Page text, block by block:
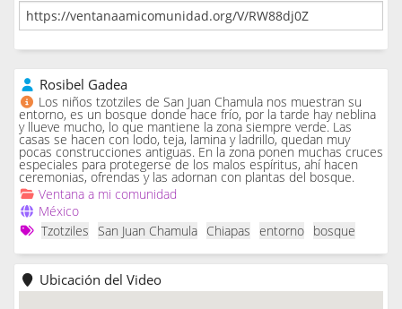
Rosibel Gadea
Los niños tzotziles de San Juan Chamula nos muestran su
entorno, es un bosque donde hace frío, por la tarde hay neblina
y llueve mucho, lo que mantiene la zona siempre verde. Las
casas se hacen con lodo, teja, lamina y ladrillo, quedan muy
pocas construcciones antiguas. En la zona ponen muchas cruces
especiales para protegerse de los malos espíritus, ahí hacen
ceremonias, ofrendas y las adornan con plantas del bosque.
Ventana a mi comunidad
México
Tzotziles
San Juan Chamula Chiapas entorno bosque
Ubicación del Video